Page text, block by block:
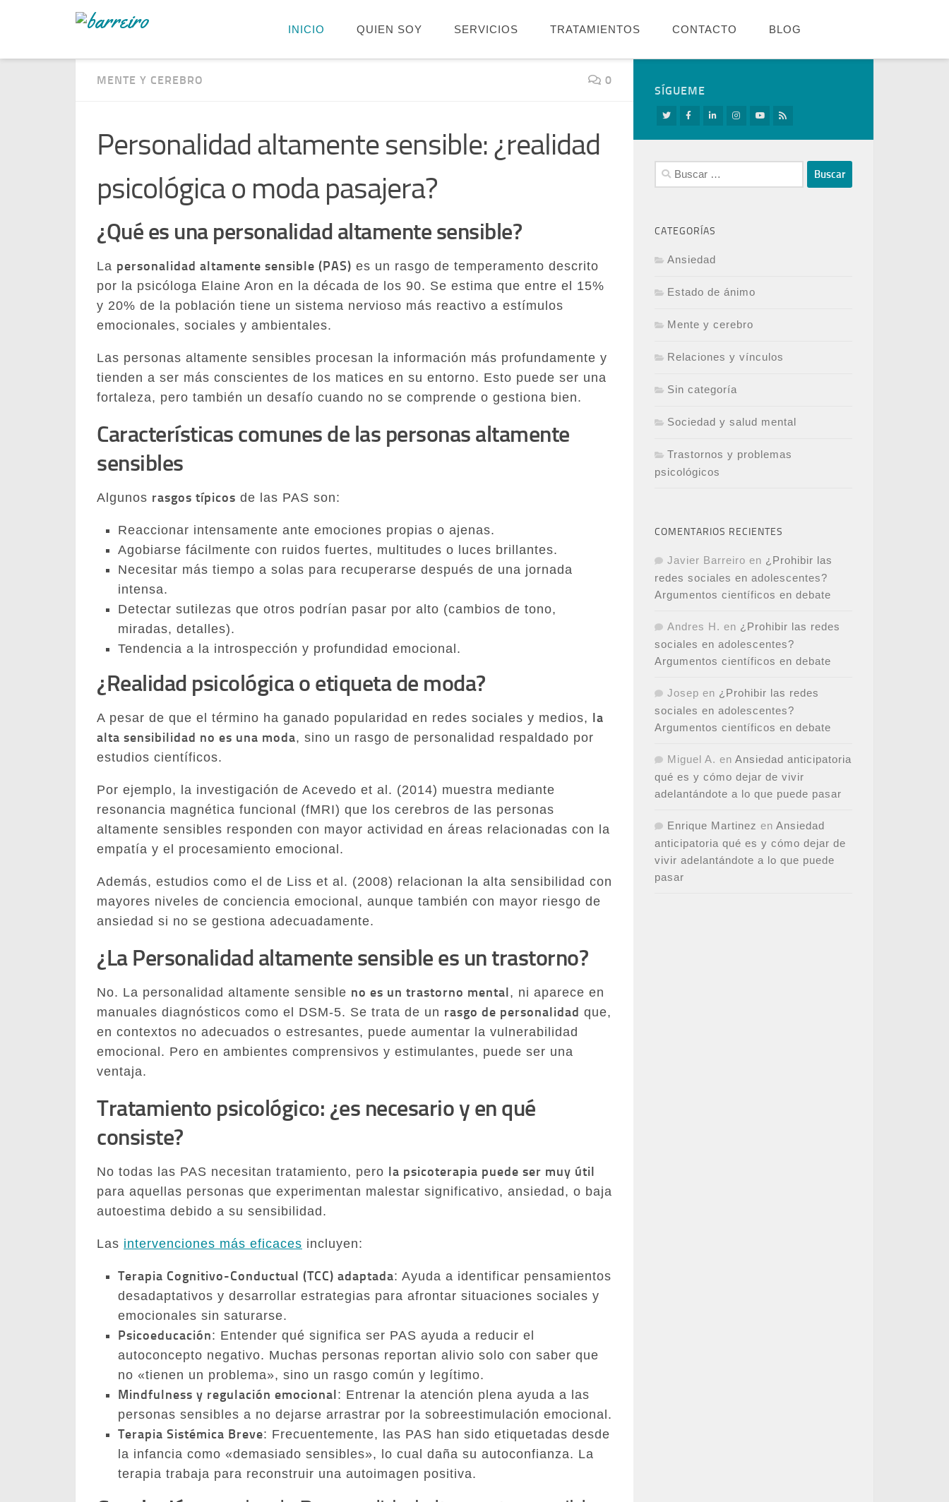
INICIO QUIEN SOY SERVICIOS TRATAMIENTOS CONTACTO BLOG
MENTE Y CEREBRO 0
Personalidad altamente sensible: ¿realidad
psicológica o moda pasajera?
¿Qué es una personalidad altamente sensible?
La personalidad altamente sensible (PAS) es un rasgo de temperamento descrito
por la psicóloga Elaine Aron en la década de los 90. Se estima que entre el 15%
y 20% de la población tiene un sistema nervioso más reactivo a estímulos
emocionales, sociales y ambientales.
Las personas altamente sensibles procesan la información más profundamente y
tienden a ser más conscientes de los matices en su entorno. Esto puede ser una
fortaleza, pero también un desafío cuando no se comprende o gestiona bien.
Características comunes de las personas altamente
sensibles
Algunos rasgos típicos de las PAS son:
Reaccionar intensamente ante emociones propias o ajenas.
Agobiarse fácilmente con ruidos fuertes, multitudes o luces brillantes.
Necesitar más tiempo a solas para recuperarse después de una jornada
intensa.
Detectar sutilezas que otros podrían pasar por alto (cambios de tono,
miradas, detalles).
Tendencia a la introspección y profundidad emocional.
¿Realidad psicológica o etiqueta de moda?
A pesar de que el término ha ganado popularidad en redes sociales y medios, la
alta sensibilidad no es una moda, sino un rasgo de personalidad respaldado por
estudios científicos.
Por ejemplo, la investigación de Acevedo et al. (2014) muestra mediante
resonancia magnética funcional (fMRI) que los cerebros de las personas
altamente sensibles responden con mayor actividad en áreas relacionadas con la
empatía y el procesamiento emocional.
Además, estudios como el de Liss et al. (2008) relacionan la alta sensibilidad con
mayores niveles de conciencia emocional, aunque también con mayor riesgo de
ansiedad si no se gestiona adecuadamente.
¿La Personalidad altamente sensible es un trastorno?
No. La personalidad altamente sensible no es un trastorno mental, ni aparece en
manuales diagnósticos como el DSM-5. Se trata de un rasgo de personalidad que,
en contextos no adecuados o estresantes, puede aumentar la vulnerabilidad
emocional. Pero en ambientes comprensivos y estimulantes, puede ser una
ventaja.
Tratamiento psicológico: ¿es necesario y en qué
consiste?
No todas las PAS necesitan tratamiento, pero la psicoterapia puede ser muy útil
para aquellas personas que experimentan malestar significativo, ansiedad, o baja
autoestima debido a su sensibilidad.
Las intervenciones más eficaces incluyen:
Terapia Cognitivo-Conductual (TCC) adaptada: Ayuda a identificar pensamientos
desadaptativos y desarrollar estrategias para afrontar situaciones sociales y
emocionales sin saturarse.
Psicoeducación: Entender qué significa ser PAS ayuda a reducir el
autoconcepto negativo. Muchas personas reportan alivio solo con saber que
no «tienen un problema», sino un rasgo común y legítimo.
Mindfulness y regulación emocional: Entrenar la atención plena ayuda a las
personas sensibles a no dejarse arrastrar por la sobreestimulación emocional.
Terapia Sistémica Breve: Frecuentemente, las PAS han sido etiquetadas desde
la infancia como «demasiado sensibles», lo cual daña su autoconfianza. La
terapia trabaja para reconstruir una autoimagen positiva.
SÍGUEME
Buscar:
CATEGORÍAS
Ansiedad
Estado de ánimo
Mente y cerebro
Relaciones y vínculos
Sin categoría
Sociedad y salud mental
Trastornos y problemas
psicológicos
COMENTARIOS RECIENTES
Javier Barreiro en ¿Prohibir las
redes sociales en adolescentes?
Argumentos científicos en debate
Andres H. en ¿Prohibir las redes
sociales en adolescentes?
Argumentos científicos en debate
Josep en ¿Prohibir las redes
sociales en adolescentes?
Argumentos científicos en debate
Miguel A. en Ansiedad anticipatoria
qué es y cómo dejar de vivir
adelantándote a lo que puede pasar
Enrique Martinez en Ansiedad
anticipatoria qué es y cómo dejar de
vivir adelantándote a lo que puede
pasar